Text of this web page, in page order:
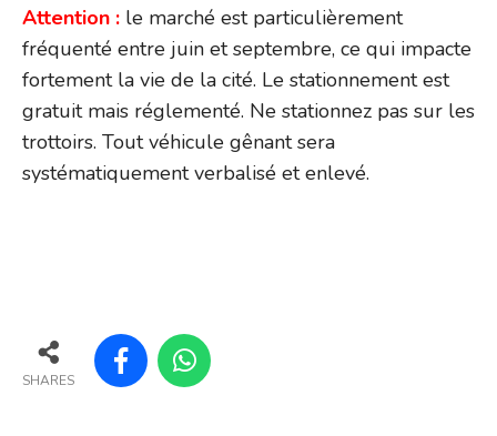
Attention : le marché est particulièrement
fréquenté entre juin et septembre, ce qui impacte
fortement la vie de la cité. Le stationnement est
gratuit mais réglementé. Ne stationnez pas sur les
trottoirs. Tout véhicule gênant sera
systématiquement verbalisé et enlevé.
SHARES